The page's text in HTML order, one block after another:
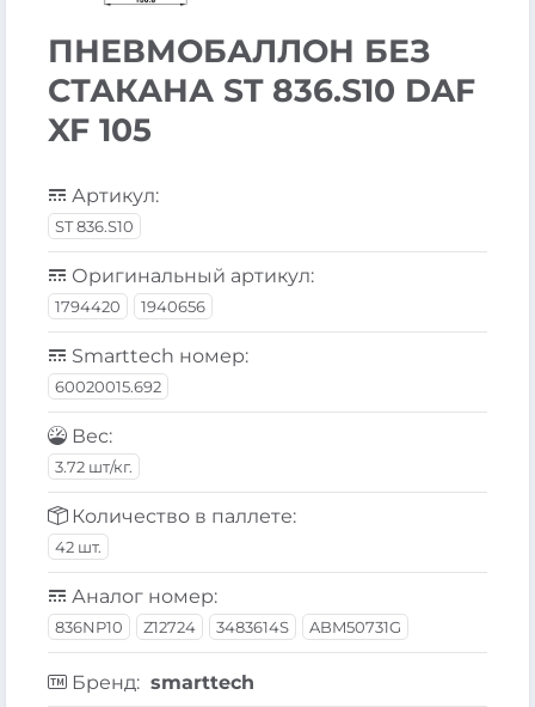
ПНЕВМОБАЛЛОН БЕЗ
СТАКАНА ST 836.S10 DAF
XF 105
Артикул:
ST 836.S10
Оригинальный артикул:
1794420 1940656
Smarttech номер:
60020015.692
Вес:
3.72 шт/кг.
Количество в паллете:
42 шт.
Аналог номер:
836NP10 Z12724 3483614S ABM50731G
Бренд: smarttech